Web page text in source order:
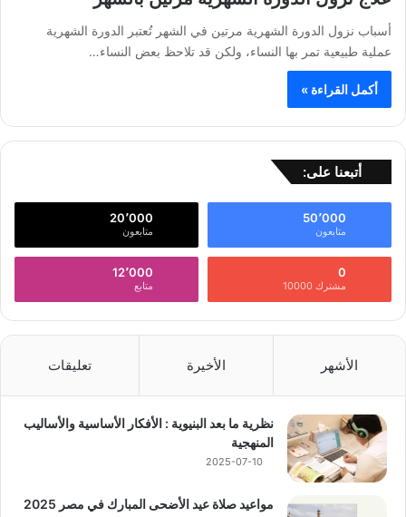
أسباب نزول الدورة الشهرية مرتين في الشهر تُعتبر الدورة الشهرية
عملية طبيعية تمر بها النساء، ولكن قد تلاحظ بعض النساء…
أكمل القراءة »
أتبعنا على:
50٬000
متابعون
20٬000
متابعون
0
مشترك 10000
12٬000
متابع
الأشهر الأخيرة تعليقات
نظرية ما بعد البنيوية : الأفكار الأساسية والأساليب
المنهجية
2025-07-10
مواعيد صلاة عيد الأضحى المبارك في مصر 2025